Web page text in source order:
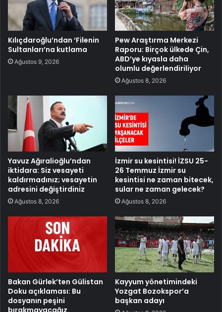
Kılıçdaroğlu’ndan ‘Filenin
Sultanları’na kutlama
Ağustos 9, 2026
Pew Araştırma Merkezi
Raporu: Birçok ülkede Çin,
ABD’ye kıyasla daha
olumlu değerlendiriliyor
Ağustos 8, 2026
Yavuz Ağıralioğlu’ndan
iktidara: Siz vesayeti
kaldırmadınız; vesayetin
adresini değiştirdiniz
Ağustos 8, 2026
İzmir su kesintisi! İZSU 25-
26 Temmuz İzmir su
kesintisi ne zaman bitecek,
sular ne zaman gelecek?
Ağustos 8, 2026
Bakan Gürlek’ten Gülistan
Doku açıklaması: Bu
dosyanın peşini
bırakmayacağız
Kayyum yönetimindeki
Yozgat Bozokspor’a
başkan adayı